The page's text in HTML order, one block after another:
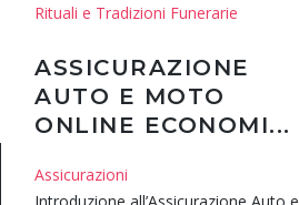
Rituali e Tradizioni Funerarie
ASSICURAZIONE
AUTO E MOTO
ONLINE ECONOMI...
Assicurazioni